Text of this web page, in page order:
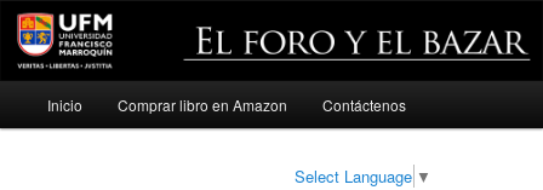
Ir
Ir
Inicio Comprar libro en Amazon Contáctenos
Select Language ▼